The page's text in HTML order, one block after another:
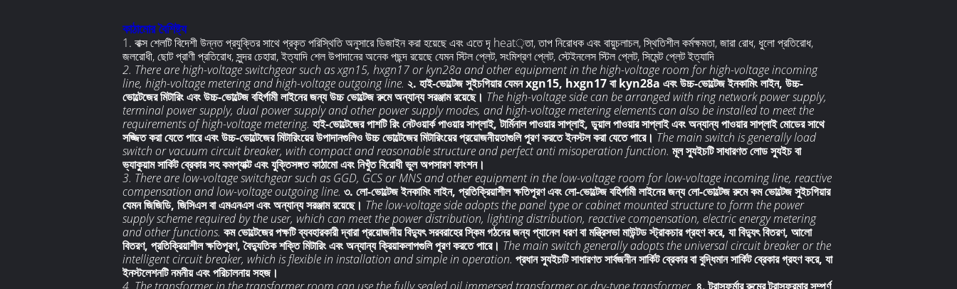
কাঠামোর বৈশিষ্ট্য
1. বাক্স শেলটি বিদেশী উন্নত প্রযুক্তির সাথে প্রকৃত পরিস্থিতি অনুসারে ডিজাইন করা হয়েছে এবং এতে দৃ heat়তা, তাপ নিরোধক এবং বায়ুচলাচল, স্থিতিশীল কর্মক্ষমতা, জারা রোধ, ধুলো প্রতিরোধ,
জলরোধী, ছোট প্রাণী প্রতিরোধ, সুন্দর চেহারা, ইত্যাদি শেল উপাদানের অনেক পছন্দ রয়েছে যেমন স্টিল প্লেট, সংমিশ্রণ প্লেট, স্টেইনলেস স্টিল প্লেট, সিমেন্ট প্লেট ইত্যাদি
2. There are high-voltage switchgear such as xgn15, hxgn17 or kyn28a and other equipment in the high-voltage room for high-voltage incoming
line, high-voltage metering and high-voltage outgoing line. ২. হাই-ভোল্টেজ সুইচগিয়ার যেমন xgn15, hxgn17 বা kyn28a এবং উচ্চ-ভোল্টেজ ইনকামিং লাইন, উচ্চ-
ভোল্টেজের মিটারিং এবং উচ্চ-ভোল্টেজ বহির্গামী লাইনের জন্য উচ্চ ভোল্টেজ রুমে অন্যান্য সরঞ্জাম রয়েছে। The high-voltage side can be arranged with ring network power supply,
terminal power supply, dual power supply and other power supply modes, and high-voltage metering elements can also be installed to meet the
requirements of high-voltage metering. হাই-ভোল্টেজের পাশটি রিং নেটওয়ার্ক পাওয়ার সাপ্লাই, টার্মিনাল পাওয়ার সাপ্লাই, ডুয়াল পাওয়ার সাপ্লাই এবং অন্যান্য পাওয়ার সাপ্লাই মোডের সাথে
সজ্জিত করা যেতে পারে এবং উচ্চ-ভোল্টেজের মিটারিংয়ের উপাদানগুলিও উচ্চ ভোল্টেজের মিটারিংয়ের প্রয়োজনীয়তাগুলি পূরণ করতে ইনস্টল করা যেতে পারে। The main switch is generally load
switch or vacuum circuit breaker, with compact and reasonable structure and perfect anti misoperation function. মূল স্যুইচটি সাধারণত লোড স্যুইচ বা
ভ্যাকুয়াম সার্কিট ব্রেকার সহ কমপ্যাক্ট এবং যুক্তিসঙ্গত কাঠামো এবং নিখুঁত বিরোধী ভুল অপসারণ ফাংশন।
3. There are low-voltage switchgear such as GGD, GCS or MNS and other equipment in the low-voltage room for low-voltage incoming line, reactive
compensation and low-voltage outgoing line. ৩. লো-ভোল্টেজ ইনকামিং লাইন, প্রতিক্রিয়াশীল ক্ষতিপূরণ এবং লো-ভোল্টেজ বহির্গামী লাইনের জন্য লো-ভোল্টেজ রুমে কম ভোল্টেজ সুইচগিয়ার
যেমন জিজিডি, জিসিএস বা এমএনএস এবং অন্যান্য সরঞ্জাম রয়েছে। The low-voltage side adopts the panel type or cabinet mounted structure to form the power
supply scheme required by the user, which can meet the power distribution, lighting distribution, reactive compensation, electric energy metering
and other functions. কম ভোল্টেজের পক্ষটি ব্যবহারকারী দ্বারা প্রয়োজনীয় বিদ্যুৎ সরবরাহের স্কিম গঠনের জন্য প্যানেল ধরণ বা মন্ত্রিসভা মাউন্টড স্ট্রাকচার গ্রহণ করে, যা বিদ্যুৎ বিতরণ, আলো
বিতরণ, প্রতিক্রিয়াশীল ক্ষতিপূরণ, বৈদ্যুতিক শক্তি মিটারিং এবং অন্যান্য ক্রিয়াকলাপগুলি পূরণ করতে পারে। The main switch generally adopts the universal circuit breaker or the
intelligent circuit breaker, which is flexible in installation and simple in operation. প্রধান স্যুইচটি সাধারণত সার্বজনীন সার্কিট ব্রেকার বা বুদ্ধিমান সার্কিট ব্রেকার গ্রহণ করে, যা
ইনস্টলেশনটি নমনীয় এবং পরিচালনায় সহজ।